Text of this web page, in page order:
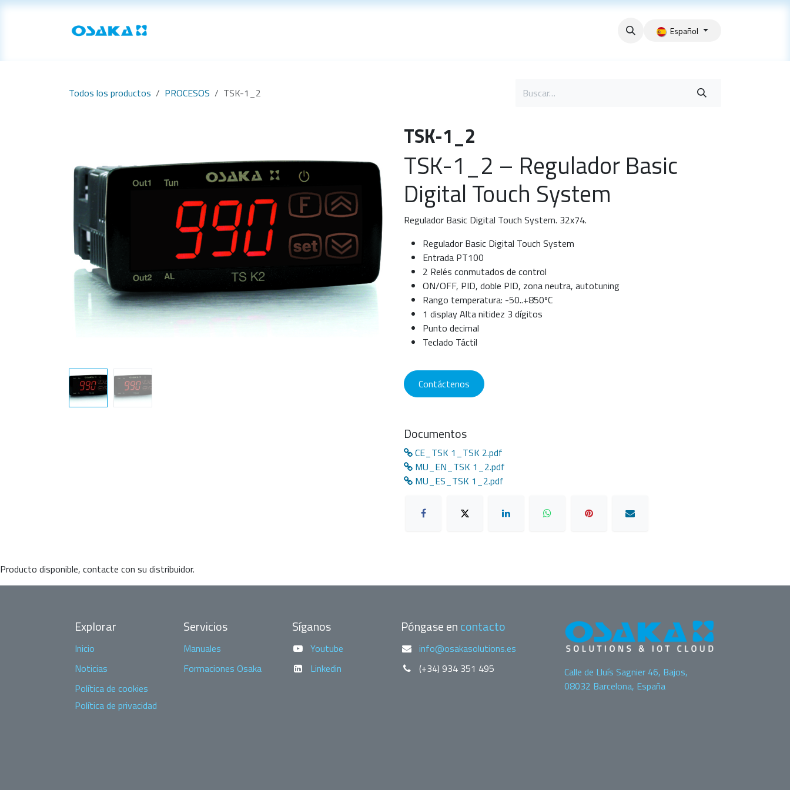
Ir al contenido
Español
Todos los productos PROCESOS TSK-1_2
TSK-1_2
TSK-1_2 – Regulador Basic
Digital Touch System
Regulador Basic Digital Touch System. 32x74.
Regulador Basic Digital Touch System
Entrada PT100
2 Relés conmutados de control
ON/OFF, PID, doble PID, zona neutra, autotuning
Rango temperatura: -50..+850ºC
1 display Alta nitidez 3 dígitos
Punto decimal
Teclado Táctil
Contáctenos
Documentos
CE_TSK 1_TSK 2.pdf
MU_EN_TSK 1_2.pdf
MU_ES_TSK 1_2.pdf
Producto disponible, contacte con su distribuidor.
Explorar
Inicio
Noticias
Política de cookies
Política de privacidad
Servicios
Manuales
Formaciones Osaka
Síganos
Youtube
Linkedin
Póngase encontacto
info@osakasolutions.es
(+34) 934 351 495
Calle de Lluís Sagnier 46, Bajos,
08032 Barcelona, España